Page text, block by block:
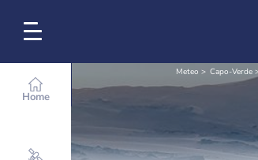
Home
Meteo Capo-Verde